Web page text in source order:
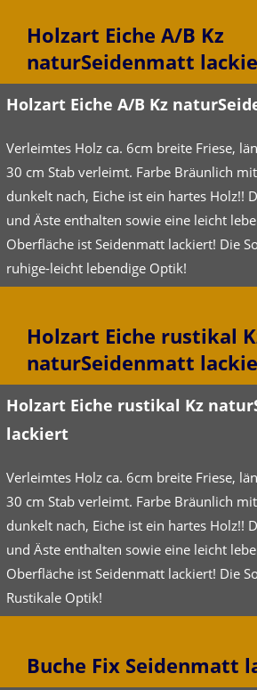
Holzart Eiche A/B Kz
naturSeidenmatt
Holzart Eiche A/B Kz
Verleimtes Holz ca. 6cm breite Friese,
30 cm Stab verleimt. Farbe Bräunlich
dunkelt nach, Eiche ist ein hartes Holz!!
und Äste enthalten sowie eine leicht
Oberfläche ist Seidenmatt lackiert! Die
ruhige-leicht lebendige Optik!
Holzart Eiche rustikal
naturSeidenmatt
Holzart Eiche rustikal Kz
lackiert
Verleimtes Holz ca. 6cm breite Friese,
30 cm Stab verleimt. Farbe Bräunlich
dunkelt nach, Eiche ist ein hartes Holz!!
und Äste enthalten sowie eine leicht
Oberfläche ist Seidenmatt lackiert! Die
Rustikale Optik!
Buche Fix Seidenmatt